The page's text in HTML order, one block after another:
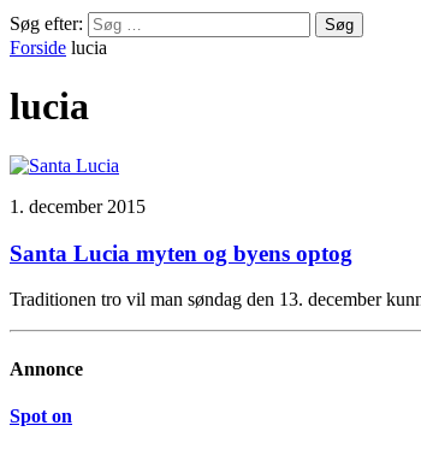
Søg efter:
Forside lucia
lucia
1. december 2015
Santa Lucia myten og byens optog
Traditionen tro vil man søndag den 13. december
Annonce
Spot on